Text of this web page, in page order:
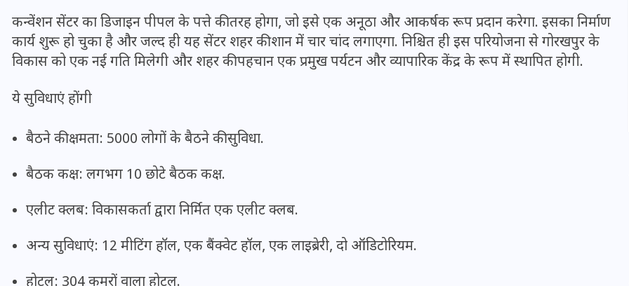
कन्वेंशन सेंटर का डिजाइन पीपल के पत्ते की तरह होगा, जो इसे एक अनूठा और आकर्षक रूप प्रदान करेगा. इसका निर्माण
कार्य शुरू हो चुका है और जल्द ही यह सेंटर शहर की शान में चार चांद लगाएगा. निश्चित ही इस परियोजना से गोरखपुर के
विकास को एक नई गति मिलेगी और शहर की पहचान एक प्रमुख पर्यटन और व्यापारिक केंद्र के रूप में स्थापित होगी.
ये सुविधाएं होंगी
बैठने की क्षमता: 5000 लोगों के बैठने की सुविधा.
बैठक कक्ष: लगभग 10 छोटे बैठक कक्ष.
एलीट क्लब: विकासकर्ता द्वारा निर्मित एक एलीट क्लब.
अन्य सुविधाएं: 12 मीटिंग हॉल, एक बैंक्वेट हॉल, एक लाइब्रेरी, दो ऑडिटोरियम.
जिस कमरे में बिना बिजली-पंखे
के बीते 4 साल, उसे देख भावुक
हुए बृजभूषण सिंह, कहा-यहीं
तपकर बना सोना
जिस कमरे में बिना बिजली-पंखे
के बीते 4 साल, उसे देख भावुक
हुए बृजभूषण सिंह, कहा-यहीं
तपकर बना सोना